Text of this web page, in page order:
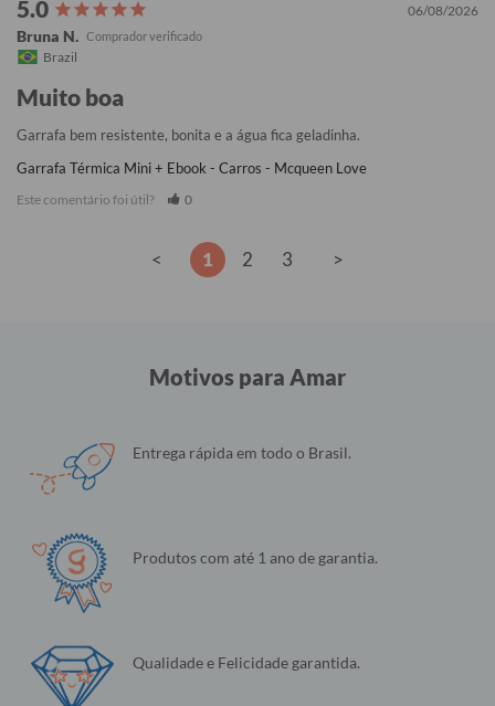
06/08/2026
Bruna N.
Brazil
Muito boa
Garrafa bem resistente, bonita e a água fica geladinha.
Garrafa Térmica Mini + Ebook - Carros - Mcqueen Love
Este comentário foi útil? 0
< 1 2 3 >
Motivos para Amar
Entrega rápida em todo o Brasil.
Produtos com até 1 ano de garantia.
Qualidade e Felicidade garantida.